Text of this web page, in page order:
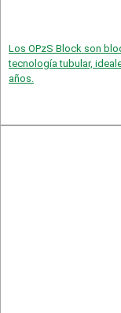
Los OPzS Block son
tecnología tubular,
años.